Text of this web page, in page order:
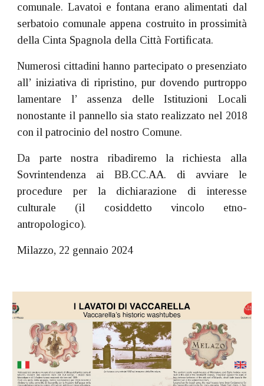
comunale. Lavatoi e fontana erano alimentati dal
serbatoio comunale appena costruito in prossimità
della Cinta Spagnola della Città Fortificata.
Numerosi cittadini hanno partecipato o presenziato
all’ iniziativa di ripristino, pur dovendo purtroppo
lamentare l’ assenza delle Istituzioni Locali
nonostante il pannello sia stato realizzato nel 2018
con il patrocinio del nostro Comune.
Da parte nostra ribadiremo la richiesta alla
Sovrintendenza ai BB.CC.AA. di avviare le
procedure per la dichiarazione di interesse
culturale (il cosiddetto vincolo etno-
antropologico).
Milazzo, 22 gennaio 2024